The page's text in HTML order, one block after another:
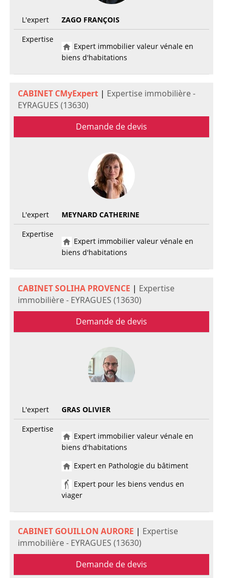
L'expert
ZAGO FRANÇOIS
Expertise
Expert immobilier valeur vénale en
biens d'habitations
CABINET CMyExpert| Expertise immobilière -
EYRAGUES (13630)
Demande de devis
L'expert
MEYNARD CATHERINE
Expertise
Expert immobilier valeur vénale en
biens d'habitations
CABINET SOLIHA PROVENCE | Expertise
immobilière - EYRAGUES (13630)
Demande de devis
L'expert
GRAS OLIVIER
Expertise
Expert immobilier valeur vénale en
biens d'habitations
Expert en Pathologie du bâtiment
Expert pour les biens vendus en
viager
CABINET GOUILLON AURORE | Expertise
immobilière - EYRAGUES (13630)
Demande de devis